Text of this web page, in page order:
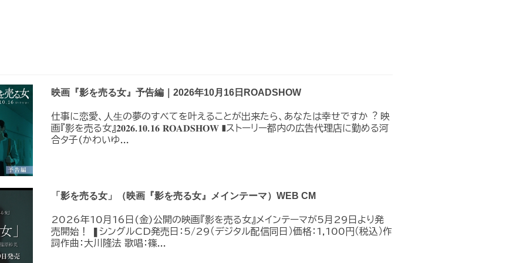
映画『影を売る女』予告編｜2026年10月16日ROADSHOW
仕事に恋愛、⼈⽣の夢のすべてを叶えることが出来たら、あなたは幸せですか︖ 映
画『影を売る女』𝟐𝟎𝟐𝟔.𝟏𝟎.𝟏𝟔 𝐑𝐎𝐀𝐃𝐒𝐇𝐎𝐖 ❚ストーリー都内の広告代理店に勤める河
合タ子(かわいゆ...
「影を売る女」（映画『影を売る女』メインテーマ）WEB CM
2026年10月16日(金)公開の映画『影を売る女』メインテーマが5月29日より発
売開始！ ❚シングルCD発売日：5/29（デジタル配信同日）価格：1,100円（税込）作
詞作曲：大川隆法 歌唱：篠...